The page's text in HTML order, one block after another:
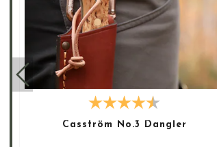
Casström No.3 Dangler